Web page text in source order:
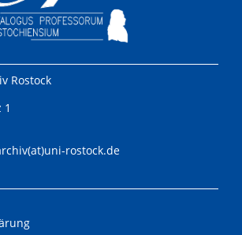
Rostock
rostock.de